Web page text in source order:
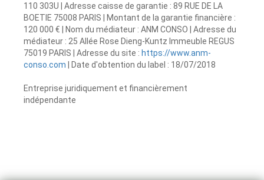
110 303U | Adresse caisse de garantie : 89 RUE DE LA
BOETIE 75008 PARIS | Montant de la garantie financière :
120 000 € | Nom du médiateur : ANM CONSO | Adresse du
médiateur : 25 Allée Rose Dieng-Kuntz Immeuble REGUS
75019 PARIS | Adresse du site : https://www.anm-
conso.com | Date d'obtention du label : 18/07/2018
Entreprise juridiquement et financièrement
indépendante